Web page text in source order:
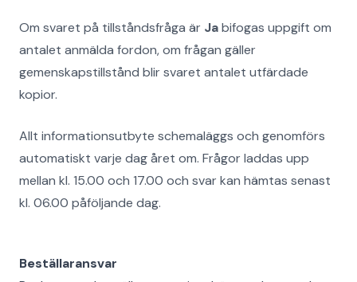
Om svaret på tillståndsfråga är Jabifogas uppgift om
antalet anmälda fordon, om frågan gäller
gemenskapstillstånd blir svaret antalet utfärdade
kopior.
Allt informationsutbyte schemaläggs och genomförs
automatiskt varje dag året om. Frågor laddas upp
mellan kl. 15.00 och 17.00 och svar kan hämtas senast
kl. 06.00 påföljande dag.
Beställaransvar